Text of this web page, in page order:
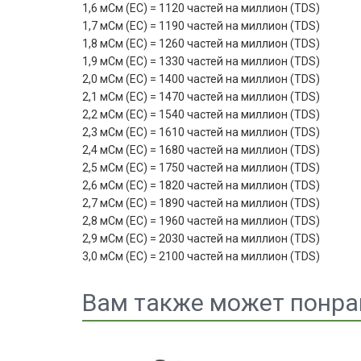
1,6 мСм (EC) = 1120 частей на миллион (TDS)
1,7 мСм (EC) = 1190 частей на миллион (TDS)
1,8 мСм (EC) = 1260 частей на миллион (TDS)
1,9 мСм (EC) = 1330 частей на миллион (TDS)
2,0 мСм (EC) = 1400 частей на миллион (TDS)
2,1 мСм (EC) = 1470 частей на миллион (TDS)
2,2 мСм (EC) = 1540 частей на миллион (TDS)
2,3 мСм (EC) = 1610 частей на миллион (TDS)
2,4 мСм (EC) = 1680 частей на миллион (TDS)
2,5 мСм (EC) = 1750 частей на миллион (TDS)
2,6 мСм (EC) = 1820 частей на миллион (TDS)
2,7 мСм (EC) = 1890 частей на миллион (TDS)
2,8 мСм (EC) = 1960 частей на миллион (TDS)
2,9 мСм (EC) = 2030 частей на миллион (TDS)
3,0 мСм (EC) = 2100 частей на миллион (TDS)
Вам также может